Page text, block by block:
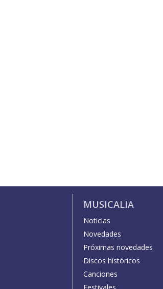
MUSICALIA
Noticias
Novedades
Próximas novedades
Discos históricos
Canciones